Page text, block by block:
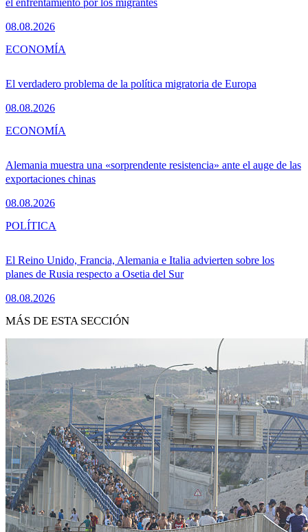
el enfrentamiento por los migrantes
08.08.2026
El verdadero problema de la política migratoria de Europa
08.08.2026
ECONOMÍA
Alemania muestra una «sorprendente resistencia» ante el auge de las
exportaciones chinas
08.08.2026
ECONOMÍA
El Reino Unido, Francia, Alemania e Italia advierten sobre los
planes de Rusia respecto a Osetia del Sur
08.08.2026
POLÍTICA
MÁS DE ESTA SECCIÓN